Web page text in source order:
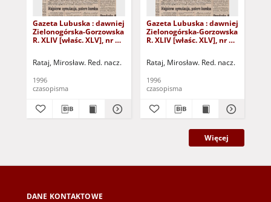
Gazeta Lubuska : dawniej
Zielonogórska-Gorzowska
R. XLIV [właśc. XLV], nr 52
Rataj, Mirosław. Red. nacz.
1996
czasopisma
Gazeta Lubuska : dawniej
Zielonogórska-Gorzowska
R. XLIV [właśc. XLV], nr 46
Rataj, Mirosław. Red. nacz.
1996
czasopisma
Więcej
DANE KONTAKTOWE